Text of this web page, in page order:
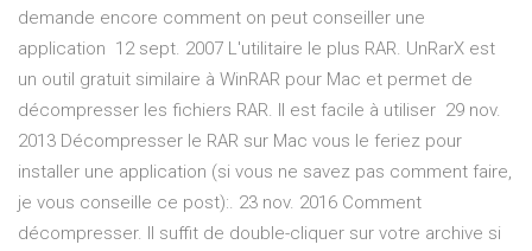
demande encore comment on peut conseiller une
application 12 sept. 2007 L'utilitaire le plus RAR. UnRarX est
un outil gratuit similaire à WinRAR pour Mac et permet de
décompresser les fichiers RAR. Il est facile à utiliser 29 nov.
2013 Décompresser le RAR sur Mac vous le feriez pour
installer une application (si vous ne savez pas comment faire,
je vous conseille ce post):. 23 nov. 2016 Comment
décompresser. Il suffit de double-cliquer sur votre archive si